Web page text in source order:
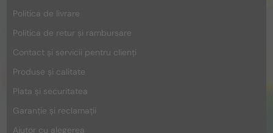
Politica de livrare
Politica de retur și rambursare
Contact și servicii pentru clienți
Produse și calitate
Plata și securitatea
Garanție și reclamații
Ajutor cu alegerea